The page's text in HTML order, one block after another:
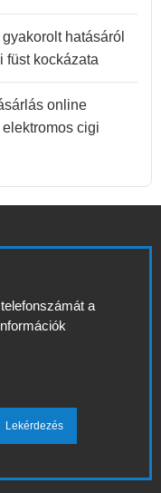
hatásáról
füst kockázata
online
cigi
a